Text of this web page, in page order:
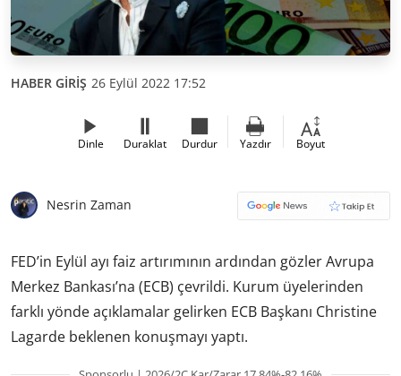
HABER GİRİŞ 26 Eylül 2022 17:52
Dinle Duraklat Durdur Yazdır Boyut
Nesrin Zaman
FED’in Eylül ayı faiz artırımının ardından gözler Avrupa
Merkez Bankası’na (ECB) çevrildi. Kurum üyelerinden
farklı yönde açıklamalar gelirken ECB Başkanı Christine
Lagarde beklenen konuşmayı yaptı.